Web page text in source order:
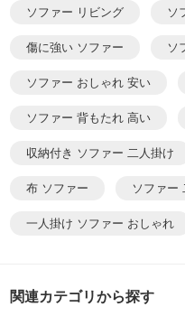
ソファー リビング ソ
傷に強い ソファー ソ
ソファー おしゃれ 安い
ソファー 背もたれ 高い
収納付き ソファー 二人掛け
布 ソファー ソファー
一人掛け ソファー おしゃれ
関連カテゴリから探す